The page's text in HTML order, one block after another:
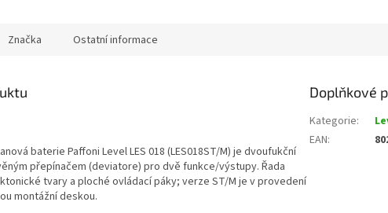
Značka Ostatní informace
baterie Paffoni Level LES 018 (LES018ST/M) je dvoufukční
přepínačem (deviatore) pro dvě funkce/výstupy. Řada
tvary a ploché ovládací páky; verze ST/M je v provedení
montážní deskou.
Doplňkové
Kategorie:
EAN: